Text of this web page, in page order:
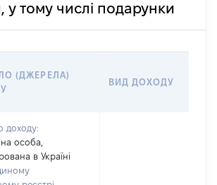
у тому числі подарунки
(ДЖЕРЕЛА)
ВИД ДОХОДУ
доходу:
особа,
в Україні